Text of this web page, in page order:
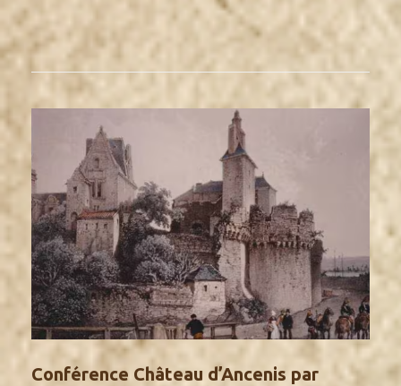
Conférence Château d’Ancenis par